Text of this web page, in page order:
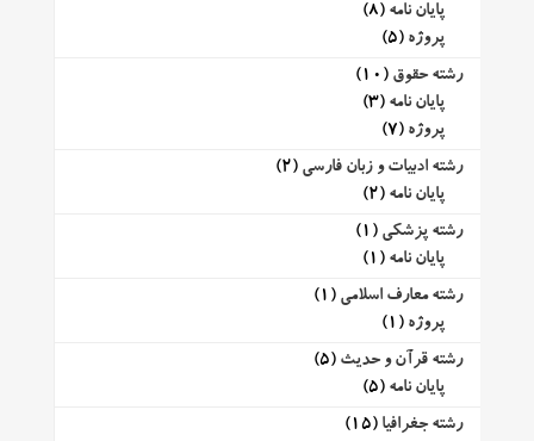
پایان نامه (8)
پروژه (5)
رشته حقوق (10)
پایان نامه (3)
پروژه (7)
رشته ادبیات و زبان فارسی (2)
پایان نامه (2)
رشته پزشکی (1)
پایان نامه (1)
رشته معارف اسلامی (1)
پروژه (1)
رشته قرآن و حدیث (5)
پایان نامه (5)
رشته جغرافیا (15)